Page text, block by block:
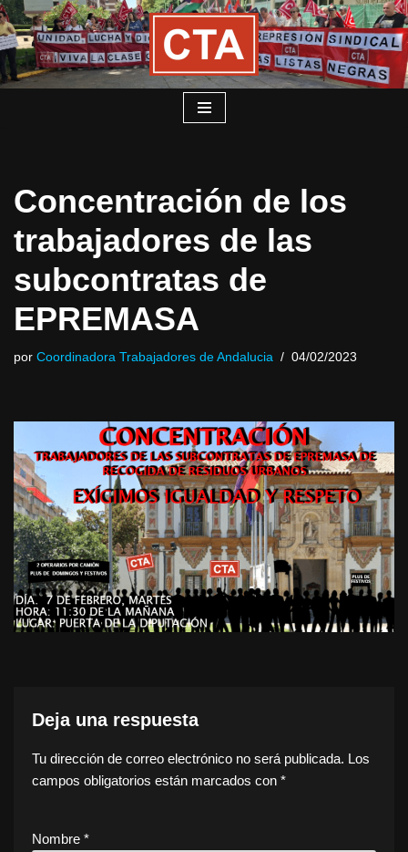
Saltar
al
contenido
Concentración de los
trabajadores de las
subcontratas de
EPREMASA
por Coordinadora Trabajadores de Andalucia 04/02/2023
Deja una respuesta
Tu dirección de correo electrónico no será publicada. Los
campos obligatorios están marcados con *
Nombre *